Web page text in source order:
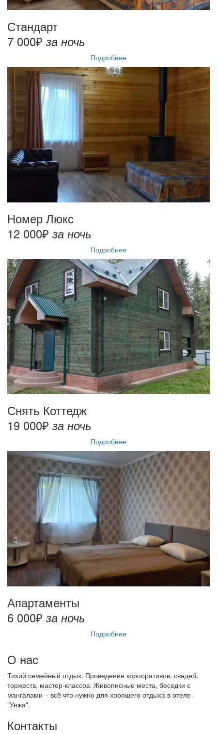
Стандарт
7 000₽ за ночь
Подробнее
Номер Люкс
12 000₽ за ночь
Подробнее
Снять Коттедж
19 000₽ за ночь
Подробнее
Апартаменты
6 000₽ за ночь
Подробнее
О нас
Тихий семейный отдых. Проведение корпоративов, свадеб,
торжеств, мастер-классов. Живописные места, беседки с
мангалами – всё что нужно для хорошего отдыха в отеле
"Унжа".
Контакты